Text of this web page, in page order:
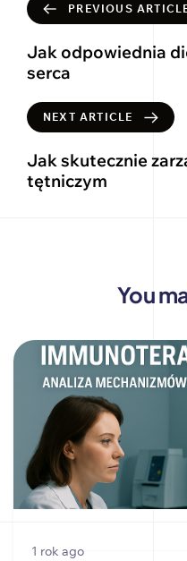
PREVIOUS
Jak odpowiednia
serca
NEXT ARTICLE
Jak skutecznie
tętniczym
You
1 rok ago